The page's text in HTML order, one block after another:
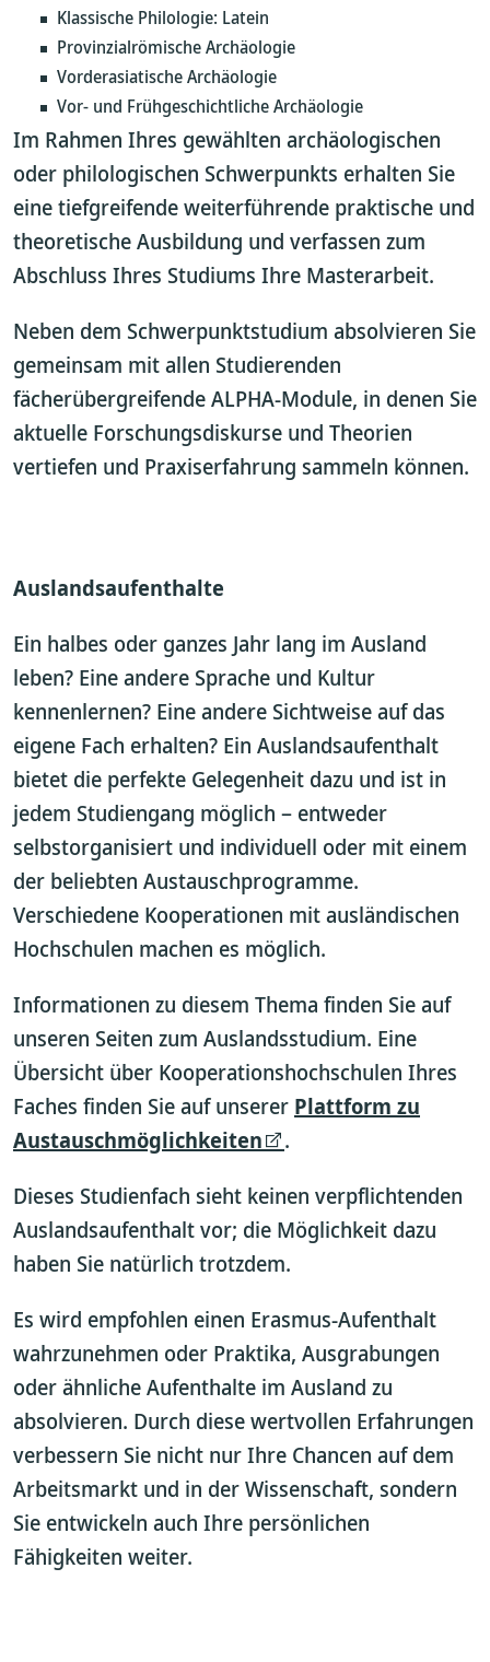
Klassische Philologie: Latein
Provinzialrömische Archäologie
Vorderasiatische Archäologie
Vor- und Frühgeschichtliche Archäologie
Im Rahmen Ihres gewählten archäologischen
oder philologischen Schwerpunkts erhalten Sie
eine tiefgreifende weiterführende praktische und
theoretische Ausbildung und verfassen zum
Abschluss Ihres Studiums Ihre Masterarbeit.
Neben dem Schwerpunktstudium absolvieren Sie
gemeinsam mit allen Studierenden
fächerübergreifende ALPHA-Module, in denen Sie
aktuelle Forschungsdiskurse und Theorien
vertiefen und Praxiserfahrung sammeln können.
Auslandsaufenthalte
Ein halbes oder ganzes Jahr lang im Ausland
leben? Eine andere Sprache und Kultur
kennenlernen? Eine andere Sichtweise auf das
eigene Fach erhalten? Ein Auslandsaufenthalt
bietet die perfekte Gelegenheit dazu und ist in
jedem Studiengang möglich – entweder
selbstorganisiert und individuell oder mit einem
der beliebten Austauschprogramme.
Verschiedene Kooperationen mit ausländischen
Hochschulen machen es möglich.
Informationen zu diesem Thema finden Sie auf
unseren Seiten zum Auslandsstudium. Eine
Übersicht über Kooperationshochschulen Ihres
Faches finden Sie auf unserer Plattform zu
Austauschmöglichkeiten
.
Dieses Studienfach sieht keinen verpflichtenden
Auslandsaufenthalt vor; die Möglichkeit dazu
haben Sie natürlich trotzdem.
Es wird empfohlen einen Erasmus-Aufenthalt
wahrzunehmen oder Praktika, Ausgrabungen
oder ähnliche Aufenthalte im Ausland zu
absolvieren. Durch diese wertvollen Erfahrungen
verbessern Sie nicht nur Ihre Chancen auf dem
Arbeitsmarkt und in der Wissenschaft, sondern
Sie entwickeln auch Ihre persönlichen
Fähigkeiten weiter.